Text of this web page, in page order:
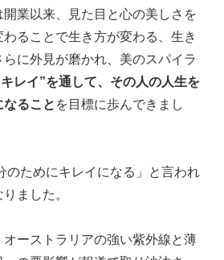
業以来、見た目と心の美しさを
ることで生き方が変わる、生き
に外見が磨かれ、美のスパイラ
キレイ”を通して、その人の人生を
なること を目標に歩んできまし
のためにキレイになる」と言われ
ました。
ーストラリアの強い紫外線と薄